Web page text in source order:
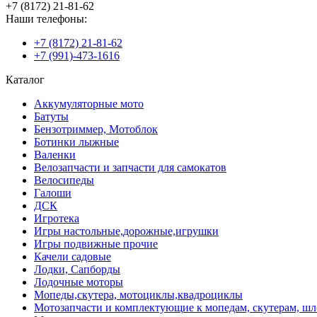
+7 (8172) 21-81-62
Наши телефоны:
+7 (8172) 21-81-62
+7 (991)-473-1616
Каталог
Аккумуляторные мото
Батуты
Бензотриммер, Мотоблок
Ботинки лыжные
Валенки
Велозапчасти и запчасти для самокатов
Велосипеды
Галоши
ДСК
Игротека
Игры настольные,дорожные,игрушки
Игры подвижные прочие
Качели садовые
Лодки, Сапборды
Лодочные моторы
Мопеды,скутера, мотоциклы,квадроциклы
Мотозапчасти и комплектующие к мопедам, скутерам,